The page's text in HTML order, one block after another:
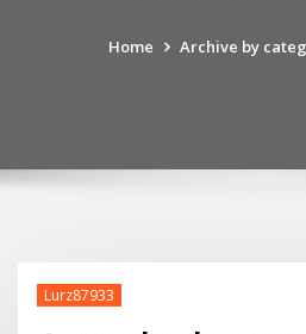
Home Archive by
Lurz87933